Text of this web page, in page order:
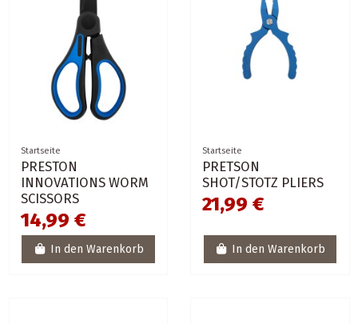
Startseite
PRESTON
INNOVATIONS WORM
SCISSORS
14,99 €
In den Warenkorb
Startseite
PRETSON
SHOT/STOTZ PLIERS
21,99 €
In den Warenkorb